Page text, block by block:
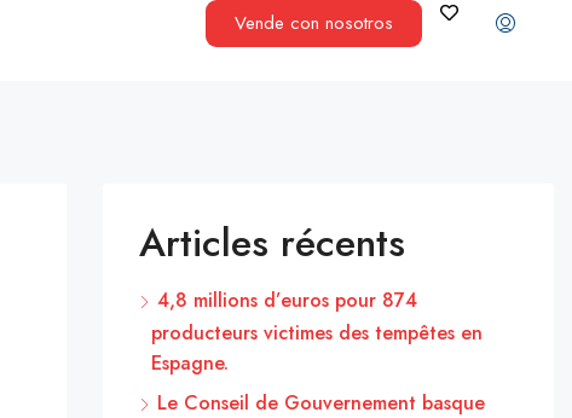
Vende con nosotros
Articles récents
4,8 millions d’euros pour 874
producteurs victimes des tempêtes en
Espagne.
Le Conseil de Gouvernement basque